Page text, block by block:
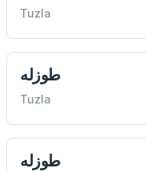
Tuzla
طوزله
Tuzla
طوزله